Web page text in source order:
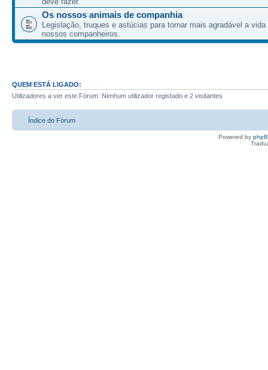
Os nossos animais de companhia
Legislação, truques e astúcias para tornar mais agradável a vida
nossos companheiros.
QUEM ESTÁ LIGADO:
Utilizadores a ver este Fórum: Nenhum utilizador registado e 2 visitantes
Índice do Fórum
Powered by